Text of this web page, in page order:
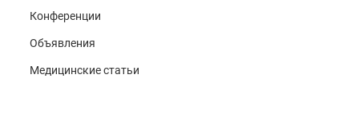
Конференции
Объявления
Медицинские статьи